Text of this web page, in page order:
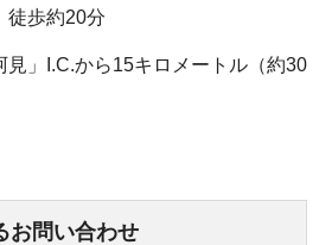
徒歩約20分
見」I.C.から15キロメートル（約30
お問い合わせ